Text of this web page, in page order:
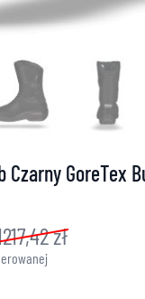
Czarny GoreTex
zł